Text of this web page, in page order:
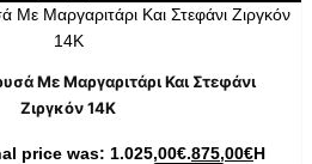
Με Μαργαριτάρι Και Στεφάνι
Ζιργκόν 14K
price was: 1.025,00€.875,00€ Η